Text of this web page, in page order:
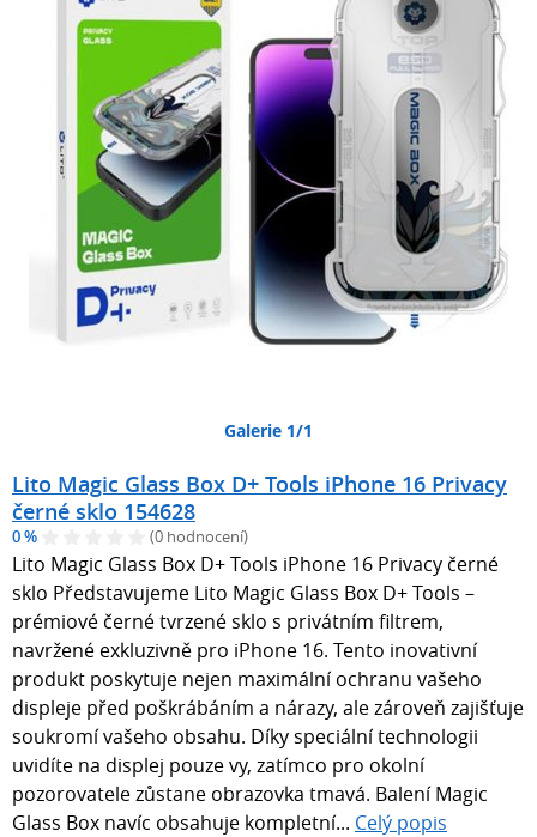
Galerie 1/1
Lito Magic Glass Box D+ Tools iPhone 16 Privacy
černé sklo 154628
0 % (0 hodnocení)
Lito Magic Glass Box D+ Tools iPhone 16 Privacy černé
sklo Představujeme Lito Magic Glass Box D+ Tools –
prémiové černé tvrzené sklo s privátním filtrem,
navržené exkluzivně pro iPhone 16. Tento inovativní
produkt poskytuje nejen maximální ochranu vašeho
displeje před poškrábáním a nárazy, ale zároveň zajišťuje
soukromí vašeho obsahu. Díky speciální technologii
uvidíte na displej pouze vy, zatímco pro okolní
pozorovatele zůstane obrazovka tmavá. Balení Magic
Glass Box navíc obsahuje kompletní... Celý popis